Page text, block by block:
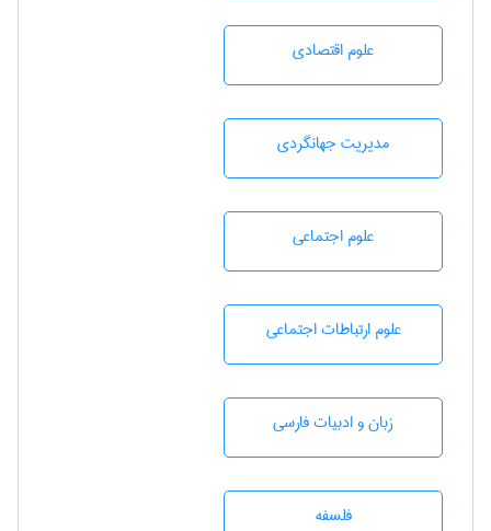
علوم اقتصادی
مديريت جهانگردی
علوم اجتماعی
علوم ارتباطات اجتماعی
زبان و ادبيات فارسی
فلسفه